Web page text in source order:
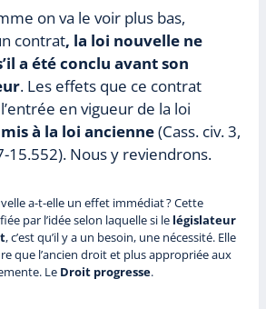
on va le voir plus bas,
contrat, la loi nouvelle ne
a été conclu avant son
. Les effets que ce contrat
en vigueur de la loi
à la loi ancienne(Cass. civ. 3,
15.552). Nous y reviendrons.
a-t-elle un effet immédiat ? Cette
par l’idée selon laquelle si le législateur
, c’est qu’il y a un besoin, une nécessité. Elle
que l’ancien droit et plus appropriée aux
Le Droit progresse.